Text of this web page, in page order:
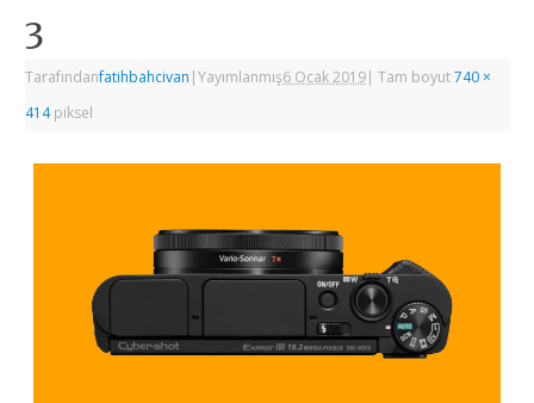
3
Tarafındanfatihbahcivan |Yayımlanmış6 Ocak 2019| Tam boyut740 ×
414piksel